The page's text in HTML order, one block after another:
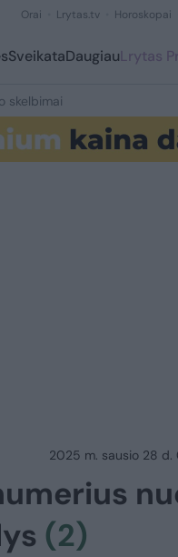
Orai Lrytas.tv Horoskopai
SveikataDaugiauLrytas
skelbimai
2025 m. sausio 28 d.
(2)